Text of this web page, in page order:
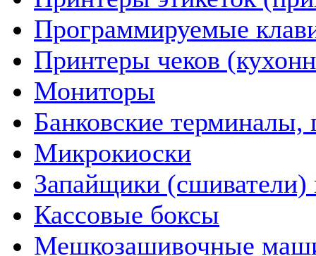
Программируемые
Принтеры чеков
Мониторы
Банковские
Микрокиоски
Запайщики (сшиватели)
Кассовые боксы
Мешкозашивочные